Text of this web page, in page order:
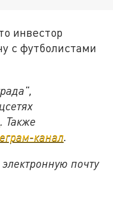
инвестор
с футболистами
. Также
канал.
почту